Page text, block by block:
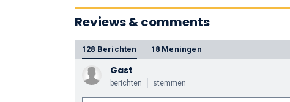
Reviews & comments
128 Berichten 18 Meningen
Gast
berichten stemmen